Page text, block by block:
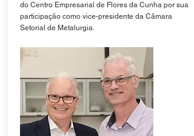
do Centro Empresarial de Flores da Cunha por sua
participação como vice-presidente da Câmara
Setorial de Metalurgia.